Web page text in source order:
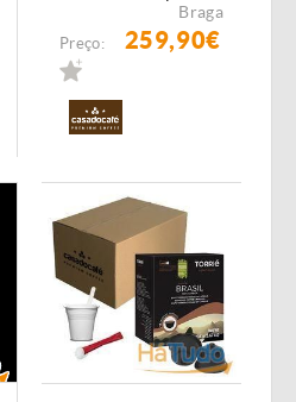
Braga
Preço: 259,90€